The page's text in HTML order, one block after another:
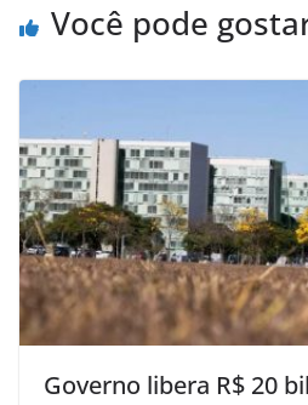
Você pode
Governo libera R$ 20